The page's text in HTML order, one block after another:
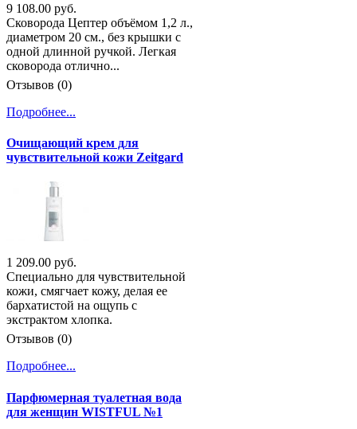
9 108.00 руб.
Сковорода Цептер объёмом 1,2 л.,
диаметром 20 см., без крышки с
одной длинной ручкой. Легкая
сковорода отлично...
Отзывов (0)
Подробнее...
Очищающий крем для
чувствительной кожи Zeitgard
1 209.00 руб.
Специально для чувствительной
кожи, смягчает кожу, делая ее
бархатистой на ощупь с
экстрактом хлопка.
Отзывов (0)
Подробнее...
Парфюмерная туалетная вода
для женщин WISTFUL №1